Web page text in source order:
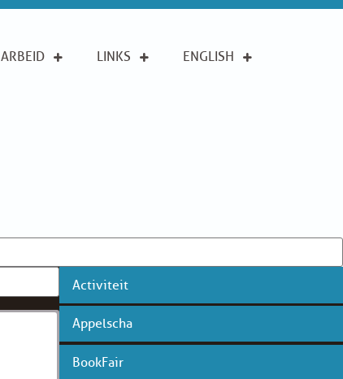
ARBEID LINKS ENGLISH
Activiteit
Appelscha
BookFair